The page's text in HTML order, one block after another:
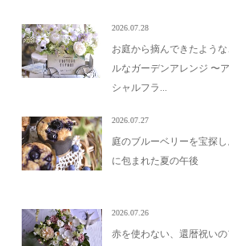
2026.07.28
お庭から摘んできたよう
ルなガーデンアレンジ 〜
シャルフラ...
2026.07.27
庭のブルーベリーを宝探し
に包まれた夏の午後
2026.07.26
赤を使わない、還暦祝い